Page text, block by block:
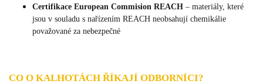
Certifikace European Commision REACH – materiály, které
jsou v souladu s nařízením REACH neobsahují chemikálie
považované za nebezpečné
CO O KALHOTÁCH ŘÍKAJÍ ODBORNÍCI?